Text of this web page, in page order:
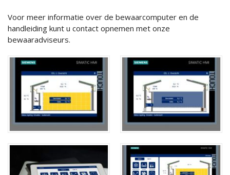
Voor meer informatie over de bewaarcomputer en de
handleiding kunt u contact opnemen met onze
bewaaradviseurs.